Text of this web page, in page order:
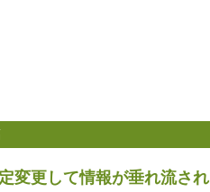
変更して情報が垂れ流され